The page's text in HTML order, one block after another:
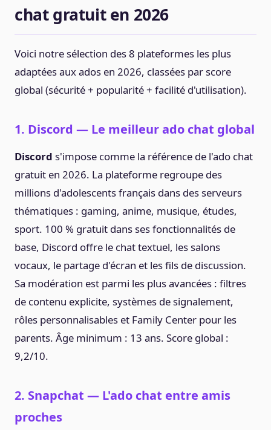
chat gratuit en 2026
Voici notre sélection des 8 plateformes les plus
adaptées aux ados en 2026, classées par score
global (sécurité + popularité + facilité d'utilisation).
1. Discord — Le meilleur ado chat global
Discord s'impose comme la référence de l'ado chat
gratuit en 2026. La plateforme regroupe des
millions d'adolescents français dans des serveurs
thématiques : gaming, anime, musique, études,
sport. 100 % gratuit dans ses fonctionnalités de
base, Discord offre le chat textuel, les salons
vocaux, le partage d'écran et les fils de discussion.
Sa modération est parmi les plus avancées : filtres
de contenu explicite, systèmes de signalement,
rôles personnalisables et Family Center pour les
parents. Âge minimum : 13 ans. Score global :
9,2/10.
2. Snapchat — L'ado chat entre amis
proches